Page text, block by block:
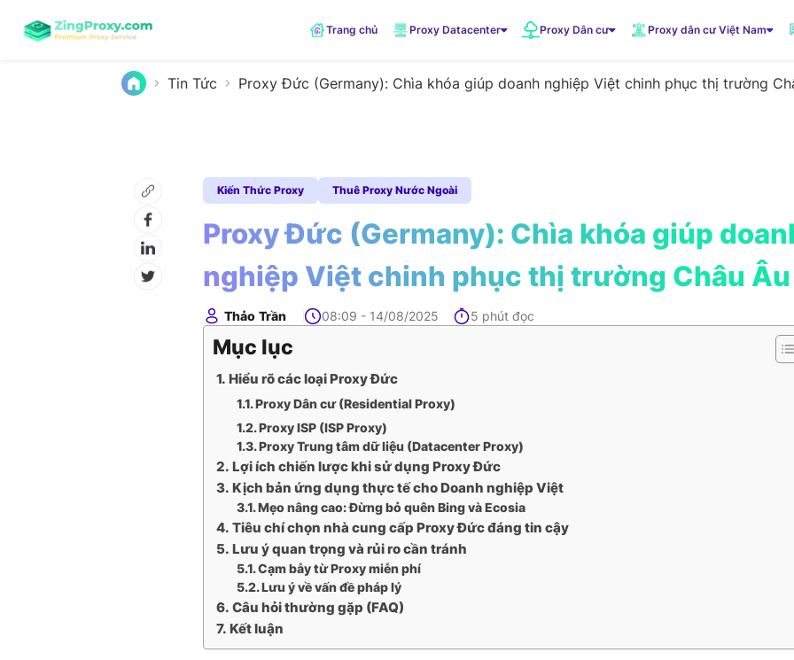
Trang chủ Proxy Datacenter Proxy Dân cư Proxy dân cư Việt Nam
VNDC 6
20.000đ/Ngày
Tin Tức Proxy Đức (Germany): Chìa khóa giúp doanh nghiệp Việt chinh phục thị trường
Kiến Thức Proxy Thuê Proxy Nước Ngoài
Proxy Đức (Germany): Chìa khóa giúp
nghiệp Việt chinh phục thị trường Châu Âu
Thảo Trần 08:09 - 14/08/2025 5 phút đọc
Mục lục
Hiểu rõ các loại Proxy Đức
Proxy Dân cư (Residential Proxy)
Proxy ISP (ISP Proxy)
Proxy Trung tâm dữ liệu (Datacenter Proxy)
Lợi ích chiến lược khi sử dụng Proxy Đức
Kịch bản ứng dụng thực tế cho Doanh nghiệp Việt
Mẹo nâng cao: Đừng bỏ quên Bing và Ecosia
Tiêu chí chọn nhà cung cấp Proxy Đức đáng tin cậy
Lưu ý quan trọng và rủi ro cần tránh
Cạm bẫy từ Proxy miễn phí
Lưu ý về vấn đề pháp lý
Câu hỏi thường gặp (FAQ)
Kết luận